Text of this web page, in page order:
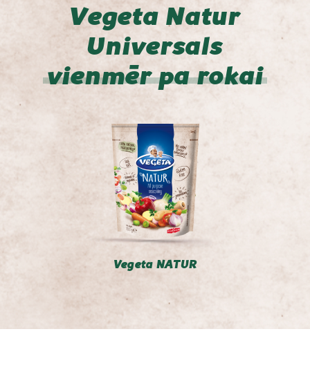
Vegeta Natur
Universals
vienmēr pa rokai
Vegeta NATUR